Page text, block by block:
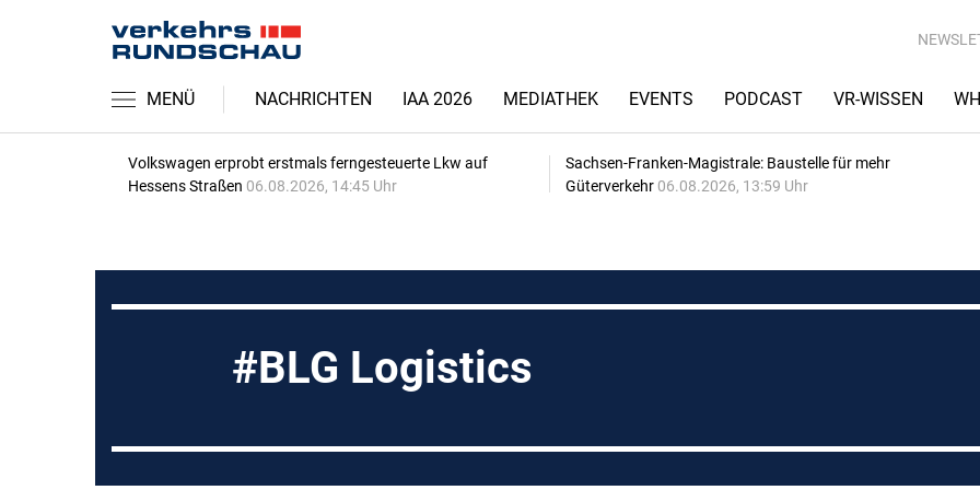
MENÜ NACHRICHTEN IAA 2026 MEDIATHEK EVENTS PODCAST VR-WISSEN
Volkswagen erprobt erstmals ferngesteuerte Lkw auf
Hessens Straßen 06.08.2026, 14:45 Uhr
Sachsen-Franken-Magistrale: Baustelle für mehr
Güterverkehr 06.08.2026, 13:59 Uhr
BLG Logistics